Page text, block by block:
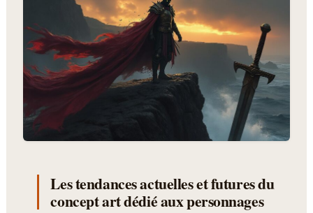
Les tendances actuelles et futures du
concept art dédié aux personnages